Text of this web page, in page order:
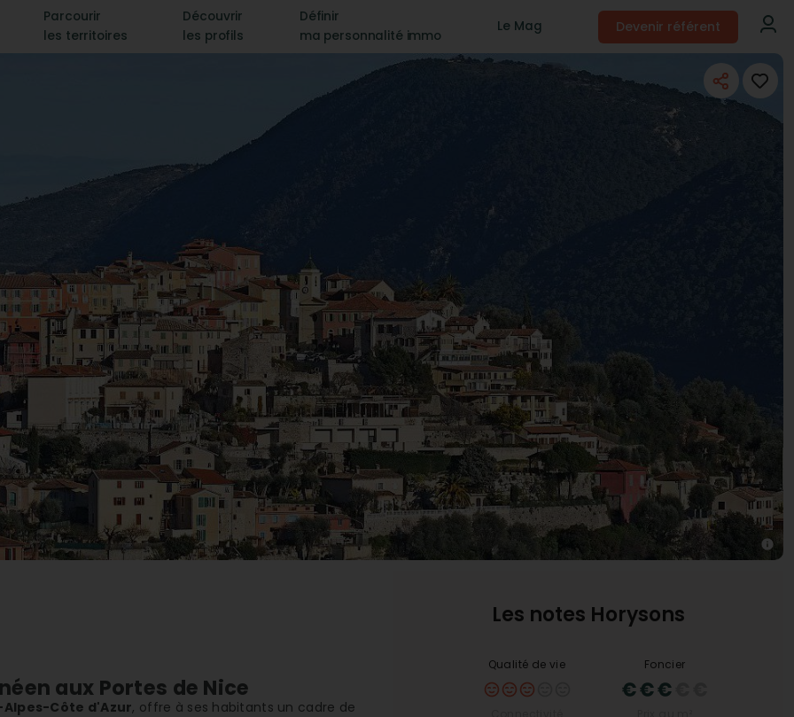
Parcourir
les territoires
Découvrir
les profils
Définir
ma personnalité immo
Le Mag Devenir référent
aux Portes de Nice
Côte d'Azur, offre à ses habitants un cadre de
Les notes Horysons
Qualité de vie Foncier